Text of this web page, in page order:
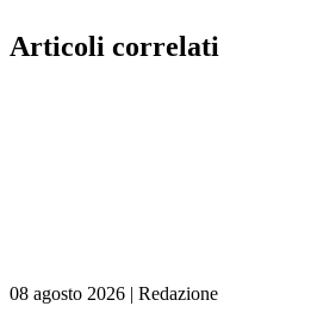
Articoli correlati
08 agosto 2026 | Redazione